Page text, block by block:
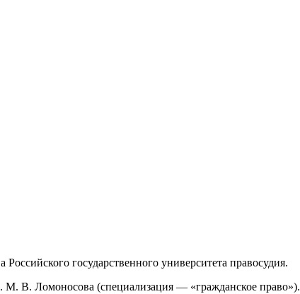
государственного университета правосудия.
М. В. Ломоносова (специализация — «гражданское право»).